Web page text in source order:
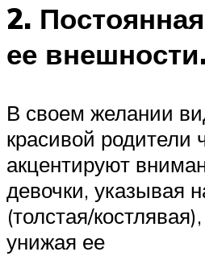
2.
ее
В своем желании
красивой родители
акцентируют
девочки, указывая
(толстая/
унижая ее